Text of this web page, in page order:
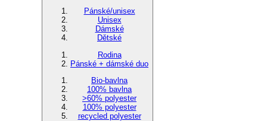
Pánské/unisex
Unisex
Dámské
Dětské
Rodina
Pánské + dámské duo
Bio-bavlna
100% bavlna
>60% polyester
100% polyester
recycled polyester